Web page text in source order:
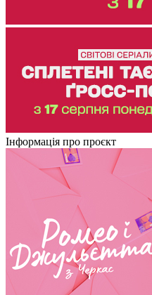
Інформація про проєкт